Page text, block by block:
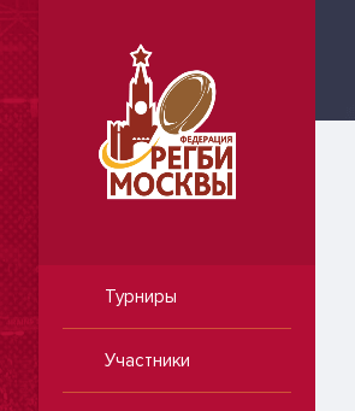
Турниры
Участники